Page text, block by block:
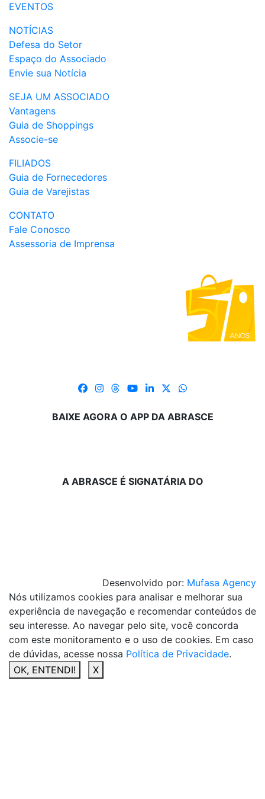
EVENTOS
NOTÍCIAS
Defesa do Setor
Espaço do Associado
Envie sua Notícia
SEJA UM ASSOCIADO
Vantagens
Guia de Shoppings
Associe-se
FILIADOS
Guia de Fornecedores
Guia de Varejistas
CONTATO
Fale Conosco
Assessoria de Imprensa
BAIXE AGORA O APP DA ABRASCE
A ABRASCE É SIGNATÁRIA DO
Desenvolvido por: Mufasa Agency
Nós utilizamos cookies para analisar e melhorar sua
experiência de navegação e recomendar conteúdos de
seu interesse. Ao navegar pelo site, você concorda
com este monitoramento e o uso de cookies. Em caso
de dúvidas, acesse nossa Política de Privacidade.
OK, ENTENDI!
X